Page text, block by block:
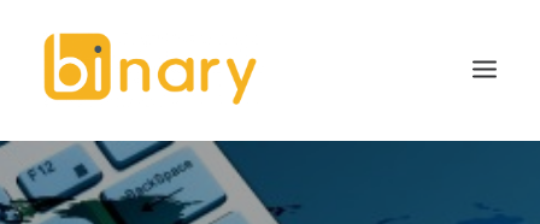
EMPRESA